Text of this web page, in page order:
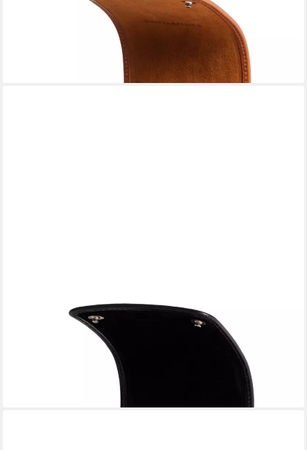
handgefertigt, ideal auch als Geschenk
lieferbar - in 4-5 Werktagen bei dir
GENTLEMEN'S
Uhrenbox Echtleder Watchbox - mit weichem Innenfutter, 100%
handgefertigt, ideal auch als Geschenk
lieferbar - in 4-5 Werktagen bei dir